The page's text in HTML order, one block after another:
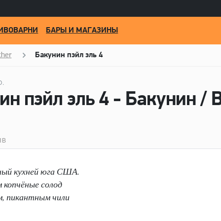
БАРЫ И МАГАЗИНЫ
Бакунин пэйл эль 4
кухней юга США.
солод
пикантным чили